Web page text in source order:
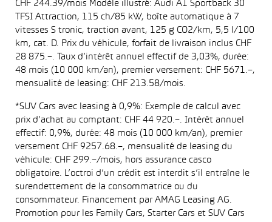
CHF 244.39/mois Modèle illustré: Audi A1 Sportback 30
TFSI Attraction, 115 ch/85 kW, boîte automatique à 7
vitesses S tronic, traction avant, 125 g CO2/km, 5,5 l/100
km, cat. D. Prix du véhicule, forfait de livraison inclus CHF
28 875.–. Taux d’intérêt annuel effectif de 3,03%, durée:
48 mois (10 000 km/an), premier versement: CHF 5671.–,
mensualité de leasing: CHF 213.58/mois.
*SUV Cars avec leasing à 0,9%: Exemple de calcul avec
prix d’achat au comptant: CHF 44 920.–. Intérêt annuel
effectif: 0,9%, durée: 48 mois (10 000 km/an), premier
versement CHF 9257.68.–, mensualité de leasing du
véhicule: CHF 299.–/mois, hors assurance casco
obligatoire. L’octroi d’un crédit est interdit s’il entraîne le
surendettement de la consommatrice ou du
consommateur. Financement par AMAG Leasing AG.
Promotion pour les Family Cars, Starter Cars et SUV Cars